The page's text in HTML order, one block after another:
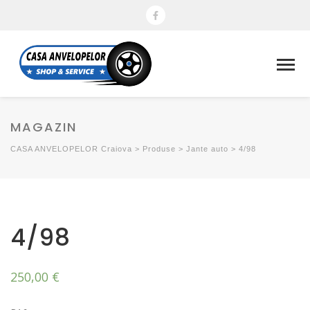
MAGAZIN
CASA ANVELOPELOR Craiova > Produse > Jante auto > 4/98
4/98
250,00 €